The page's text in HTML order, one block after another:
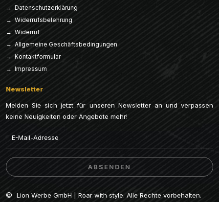
→ Datenschutzerklärung
→ Widerrufsbelehrung
→ Widerruf
→ Allgemeine Geschäftsbedingungen
→ Kontaktformular
→ Impressum
Newsletter
Melden Sie sich jetzt für unseren Newsletter an und verpassen
keine Neuigkeiten oder Angebote mehr!
ABSENDEN
ABSENDEN
© Lion Werbe GmbH | Roar with style. Alle Rechte vorbehalten.